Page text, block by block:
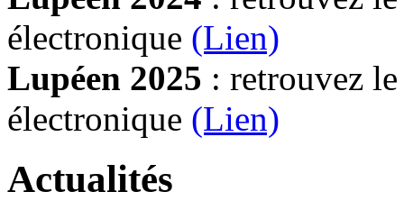
électronique (Lien)
Lupéen 2025 : retrouvez
électronique (Lien)
Actualités